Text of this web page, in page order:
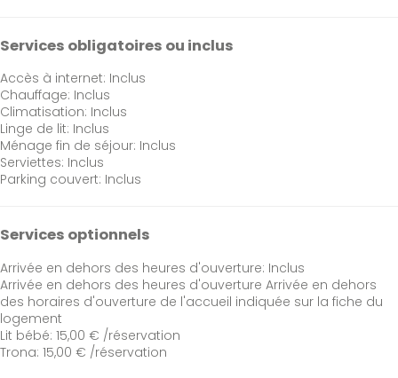
Services obligatoires ou inclus
Accès à internet: Inclus
Chauffage: Inclus
Climatisation: Inclus
Linge de lit: Inclus
Ménage fin de séjour: Inclus
Serviettes: Inclus
Parking couvert: Inclus
Services optionnels
Arrivée en dehors des heures d'ouverture: Inclus
Arrivée en dehors des heures d'ouverture Arrivée en dehors
des horaires d'ouverture de l'accueil indiquée sur la fiche du
logement
Lit bébé: 15,00 € /réservation
Trona: 15,00 € /réservation